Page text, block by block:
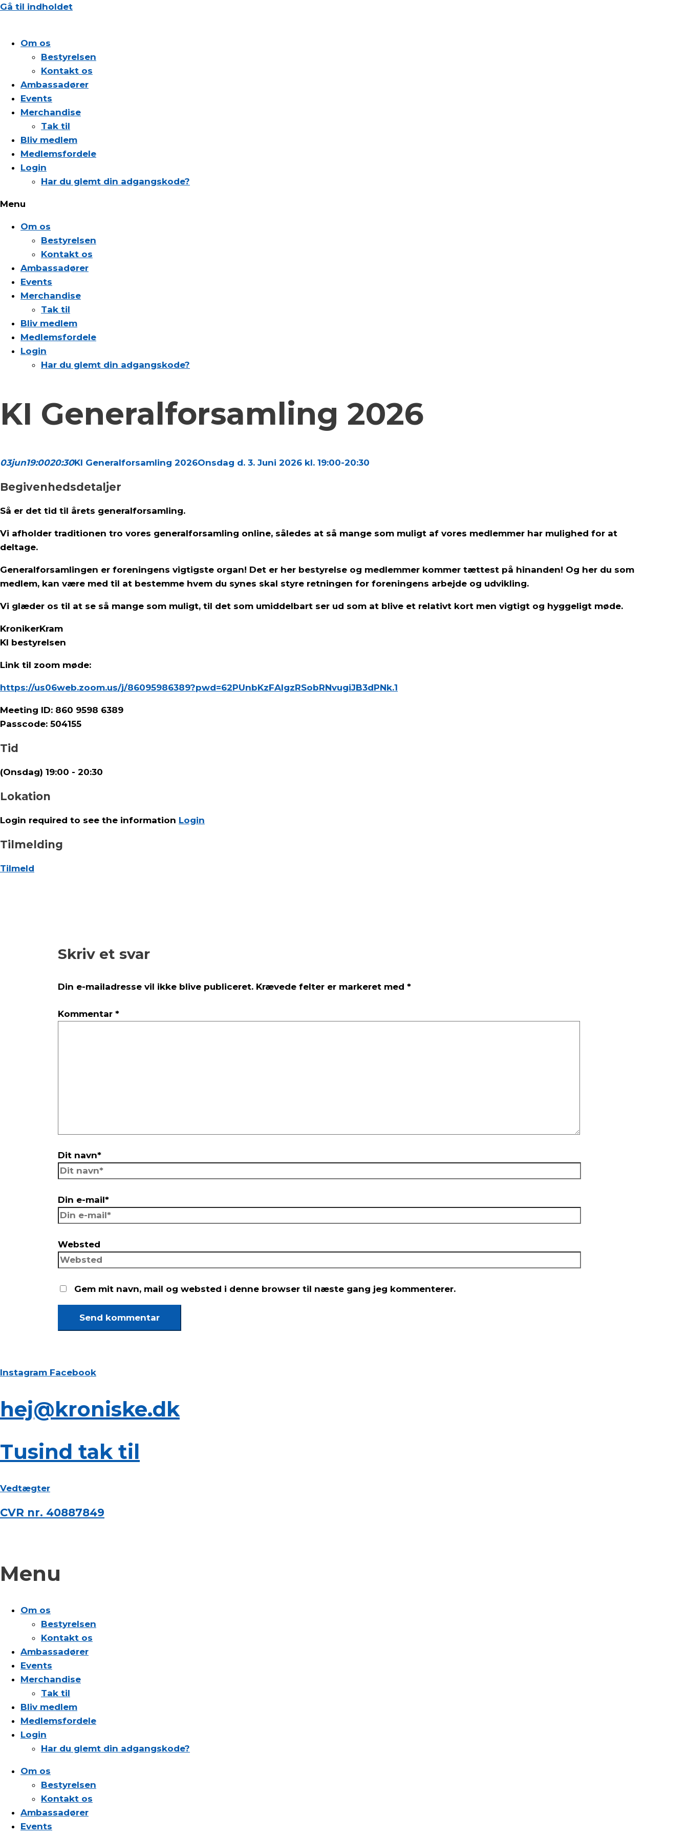
Gå til indholdet
Om os
Bestyrelsen
Kontakt os
Ambassadører
Events
Merchandise
Tak til
Bliv medlem
Medlemsfordele
Login
Har du glemt din adgangskode?
Menu
Om os
Bestyrelsen
Kontakt os
Ambassadører
Events
Merchandise
Tak til
Bliv medlem
Medlemsfordele
Login
Har du glemt din adgangskode?
KI Generalforsamling 2026
03jun19:0020:30KI Generalforsamling 2026Onsdag d. 3. Juni 2026 kl. 19:00-20:30
Begivenhedsdetaljer
Så er det tid til årets generalforsamling.
Vi afholder traditionen tro vores generalforsamling online, således at så mange som muligt af vores medlemmer har mulighed for at
deltage.
Generalforsamlingen er foreningens vigtigste organ! Det er her bestyrelse og medlemmer kommer tættest på hinanden! Og her du som
medlem, kan være med til at bestemme hvem du synes skal styre retningen for foreningens arbejde og udvikling.
Vi glæder os til at se så mange som muligt, til det som umiddelbart ser ud som at blive et relativt kort men vigtigt og hyggeligt møde.
KronikerKram
KI bestyrelsen
Link til zoom møde:
https://us06web.zoom.us/j/86095986389?pwd=62PUnbKzFAIgzRSobRNvugiJB3dPNk.1
Meeting ID: 860 9598 6389
Passcode: 504155
Tid
(Onsdag) 19:00 - 20:30
Lokation
Login required to see the information Login
Tilmelding
Tilmeld
Skriv et svar
Din e-mailadresse vil ikke blive publiceret. Krævede felter er markeret med*
Kommentar*
Dit navn*
Din e-mail*
Websted
Gem mit navn, mail og websted i denne browser til næste gang jeg kommenterer.
Instagram Facebook
hej@kroniske.dk
Tusind tak til
Vedtægter
CVR nr. 40887849
Menu
Om os
Bestyrelsen
Kontakt os
Ambassadører
Events
Merchandise
Tak til
Bliv medlem
Medlemsfordele
Login
Har du glemt din adgangskode?
Om os
Bestyrelsen
Kontakt os
Ambassadører
Events